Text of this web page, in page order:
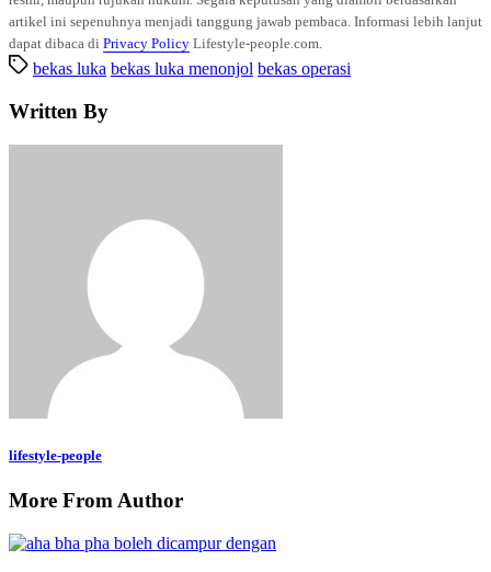
artikel ini sepenuhnya menjadi tanggung jawab pembaca. Informasi lebih lanjut
dapat dibaca di Privacy Policy Lifestyle-people.com.
bekas luka bekas luka menonjol bekas operasi
Written By
lifestyle-people
More From Author